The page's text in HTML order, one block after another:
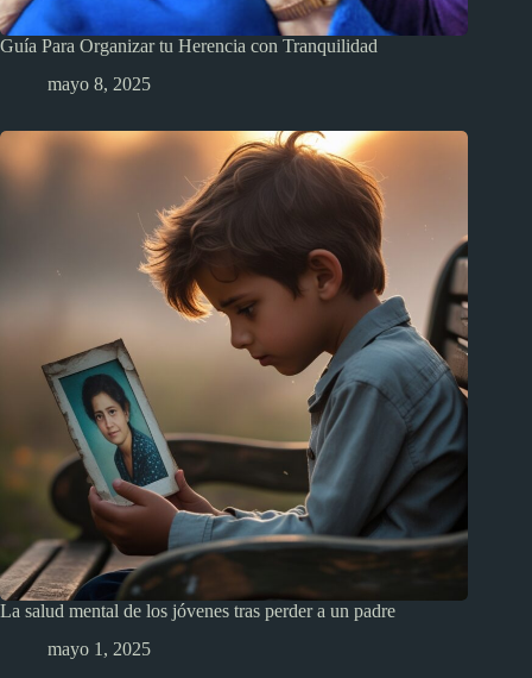
Guía Para Organizar tu Herencia con Tranquilidad
mayo 8, 2025
La salud mental de los jóvenes tras perder a un padre
mayo 1, 2025